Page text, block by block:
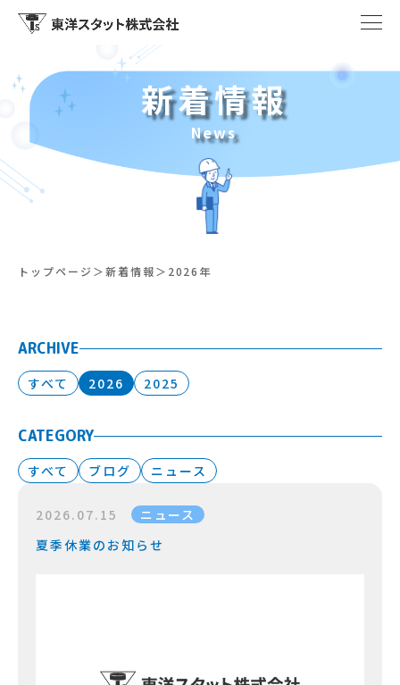
新着情報
News
トップページ 新着情報 2026年
ARCHIVE
すべて 2026 2025
CATEGORY
すべて ブログ ニュース
2026.07.15
ニュース
夏季休業のお知らせ